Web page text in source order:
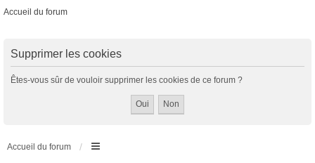
Accueil du forum
Supprimer les cookies
Êtes-vous sûr de vouloir supprimer les cookies de ce forum ?
Accueil du forum